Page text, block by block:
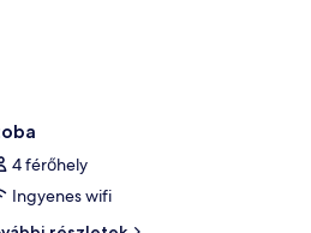
4 férőhely
Ingyenes wifi